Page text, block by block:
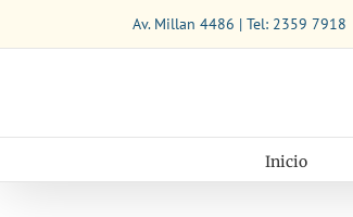
contenido
Av. Millan 4486 | Tel: 2359 7918
Inicio